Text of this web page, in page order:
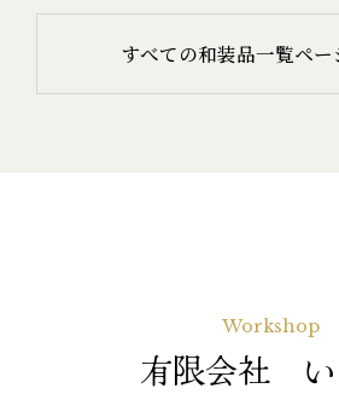
すべての和装品一覧ペー
Workshop
有限会社 い